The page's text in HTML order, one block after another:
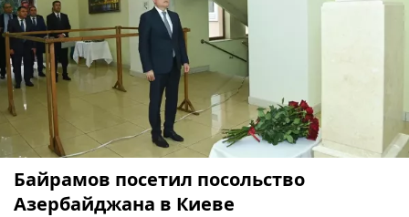
Байрамов посетил посольство
Азербайджана в Киеве